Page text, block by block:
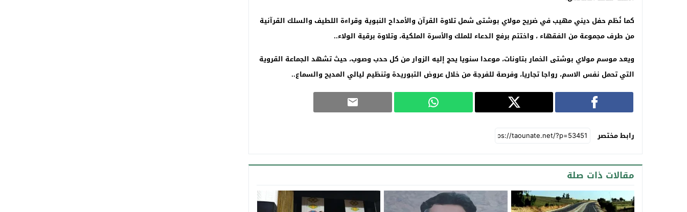
كما نُظم حفل ديني مهيب في ضريح مولاي بوشتى شمل تلاوة القرآن والأمداح النبوية وقراءة اللطيف والسلك القرآنية
من طرف مجموعة من الفقهاء ، واختتم برفع الدعاء للملك والأسرة الملكية، وتلاوة برقية الولاء..
ويعد موسم مولاي بوشتى الخمار بتاونات، موعدا سنويا يحج إليه الزوار من كل حدب وصوب، حيث تشهد الجماعة القروية
التي تحمل نفس الاسم، رواجا تجاريا، وفرصة للفرجة من خلال عروض التبوريدة وتنظيم ليالي المديح والسماع..
رابط مختصر
مقالات ذات صلة